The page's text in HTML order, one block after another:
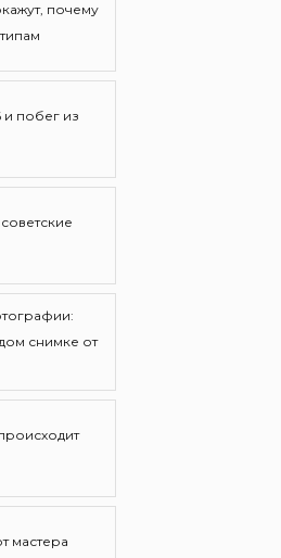
почему
и побег из
снимке от
мастера